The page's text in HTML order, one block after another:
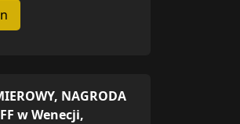
NAGRODA
w Wenecji,